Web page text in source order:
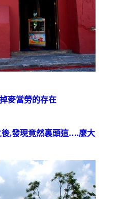
麥當勞的存在
,發現竟然裏頭這….麼大